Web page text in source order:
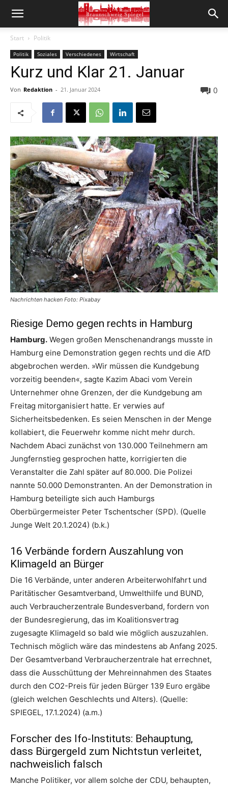
Start Politik
Politik Soziales Verschiedenes Wirtschaft
Kurz und Klar 21. Januar
Von Redaktion - 21. Januar 2024 0
Nachrichten hacken Foto: Pixabay
Riesige Demo gegen rechts in Hamburg
Hamburg. Wegen großen Menschenandrangs musste in
Hamburg eine Demonstration gegen rechts und die AfD
abgebrochen werden. »Wir müssen die Kundgebung
vorzeitig beenden«, sagte Kazim Abaci vom Verein
Unternehmer ohne Grenzen, der die Kundgebung am
Freitag mitorganisiert hatte. Er verwies auf
Sicherheitsbedenken. Es seien Menschen in der Menge
kollabiert, die Feuerwehr komme nicht mehr durch.
Nachdem Abaci zunächst von 130.000 Teilnehmern am
Jungfernstieg gesprochen hatte, korrigierten die
Veranstalter die Zahl später auf 80.000. Die Polizei
nannte 50.000 Demonstranten. An der Demonstration in
Hamburg beteiligte sich auch Hamburgs
Oberbürgermeister Peter Tschentscher (SPD). (Quelle
Junge Welt 20.1.2024) (b.k.)
16 Verbände fordern Auszahlung von
Klimageld an Bürger
Die 16 Verbände, unter anderen Arbeiterwohlfahrt und
Paritätischer Gesamtverband, Umwelthilfe und BUND,
auch Verbraucherzentrale Bundesverband, fordern von
der Bundesregierung, das im Koalitionsvertrag
zugesagte Klimageld so bald wie möglich auszuzahlen.
Technisch möglich wäre das mindestens ab Anfang 2025.
Der Gesamtverband Verbraucherzentrale hat errechnet,
dass die Ausschüttung der Mehreinnahmen des Staates
durch den CO2-Preis für jeden Bürger 139 Euro ergäbe
(gleich welchen Geschlechts und Alters). (Quelle:
SPIEGEL, 17.1.2024) (a.m.)
Forscher des Ifo-Instituts: Behauptung,
dass Bürgergeld zum Nichtstun verleitet,
nachweislich falsch
Manche Politiker, vor allem solche der CDU, behaupten,